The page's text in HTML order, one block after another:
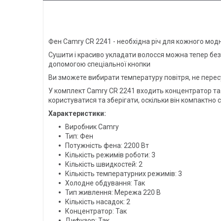
Фен Camry CR 2241 - необхідна річ для кожного
Сушити і красиво укладати волосся можна тепер
допомогою спеціальної кнопки
Ви зможете вибирати температуру повітря, не
У комплект Camry CR 2241 входить концентратор
користуватися та зберігати, оскільки він
Характеристики:
Виробник Camry
Тип: Фен
Потужність фена: 2200 Вт
Кількість режимів роботи: 3
Кількість швидкостей: 2
Кількість температурних режимів: 3
Холодне обдування: Так
Тип живлення: Мережа 220 В
Кількість насадок: 2
Концентратор: Так